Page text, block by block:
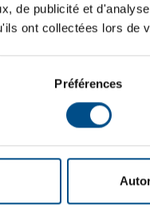
de publicité et
ont collectées lors de
Préférences
li>
li>
li>